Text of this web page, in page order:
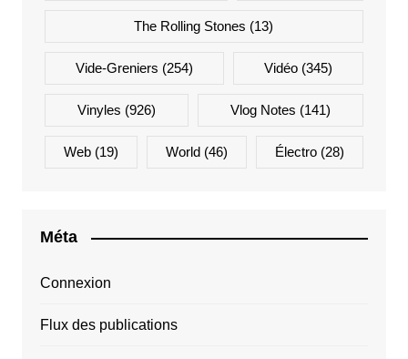
The Rolling Stones (13)
Vide-Greniers (254) Vidéo (345)
Vinyles (926) Vlog Notes (141)
Web(19) World (46) Électro (28)
Méta
Connexion
Flux des publications